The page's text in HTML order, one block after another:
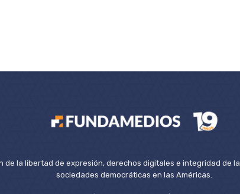
de la libertad de expresión, derechos digitales e integridad de
sociedades democráticas en las Américas.